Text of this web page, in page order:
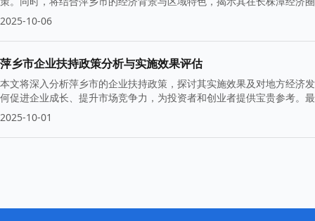
2025-10-06
萍乡市企业扶持政策分析与实施效果评估
本文将深入分析萍乡市的企业扶持政策，探讨其实施效果及对地方经济
何促进企业成长、提升市场竞争力，为投资者和创业者提供宝贵参考。
2025-10-01